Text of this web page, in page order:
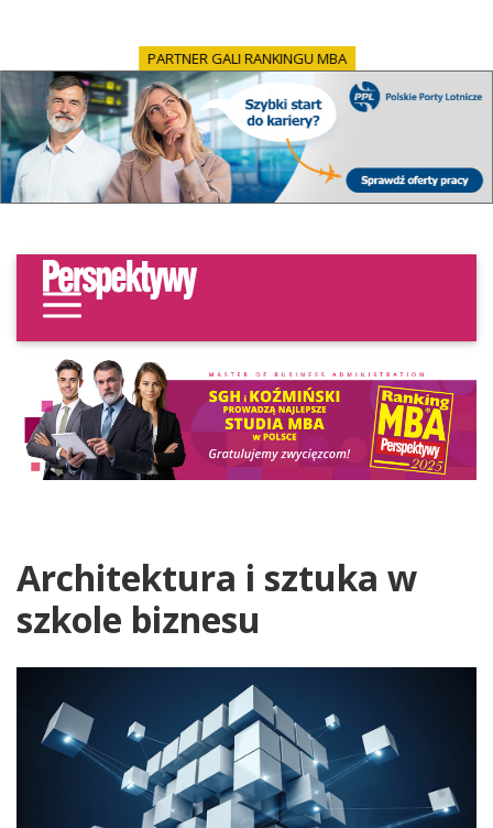
PARTNER GALI RANKINGU MBA
Architektura i sztuka w
szkole biznesu